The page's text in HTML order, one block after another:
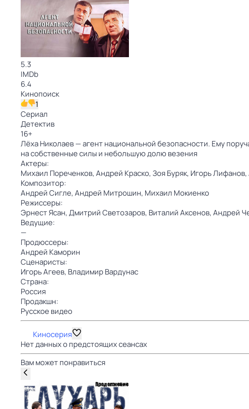
5.3
IMDb
6.4
Кинопоиск
1
Сериал
Детектив
16+
Лёха Николаев — агент национальной безопасности. Ему
на собственные силы и небольшую долю везения
Актеры:
Михаил Пореченков,Андрей Краско,Зоя Буряк, Игорь Лифанов,
Композитор:
Андрей Сигле,Андрей Митрошин, Михаил Мокиенко
Режиссеры:
Эрнест Ясан,Дмитрий Светозаров, Виталий Аксенов,Андрей
Ведущие:
—
Продюссеры:
Андрей Каморин
Сценаристы:
Игорь Агеев, Владимир Вардунас
Страна:
Россия
Продакшн:
Русское видео
Киносерия
Нет данных о предстоящих сеансах
Вам может понравиться